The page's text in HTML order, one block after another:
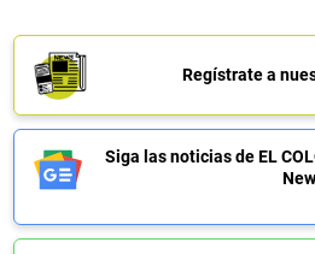
Regístrate a
Siga las noticias de EL